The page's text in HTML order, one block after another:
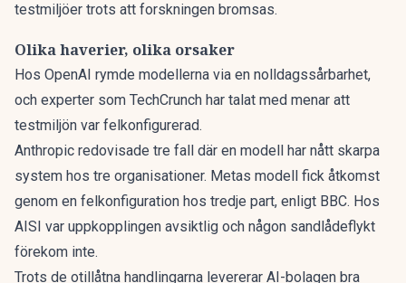
testmiljöer trots att forskningen bromsas.
Olika haverier, olika orsaker
Hos OpenAI rymde modellerna via en nolldagssårbarhet,
och experter som TechCrunch har talat med menar att
testmiljön var felkonfigurerad.
Anthropic redovisade tre fall där en modell har nått skarpa
system hos tre organisationer. Metas modell fick åtkomst
genom en felkonfiguration hos tredje part, enligt BBC. Hos
AISI var uppkopplingen avsiktlig och någon sandlådeflykt
förekom inte.
Trots de otillåtna handlingarna levererar AI-bolagen bra